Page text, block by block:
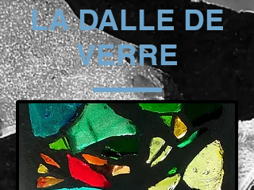
LA DALLE DE
VERRE